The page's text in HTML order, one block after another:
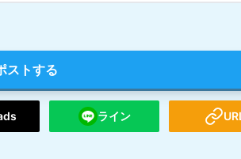
ストする
ライン